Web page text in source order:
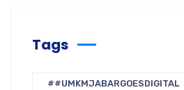
Tags
##UMKMJABARGOESDIGITAL